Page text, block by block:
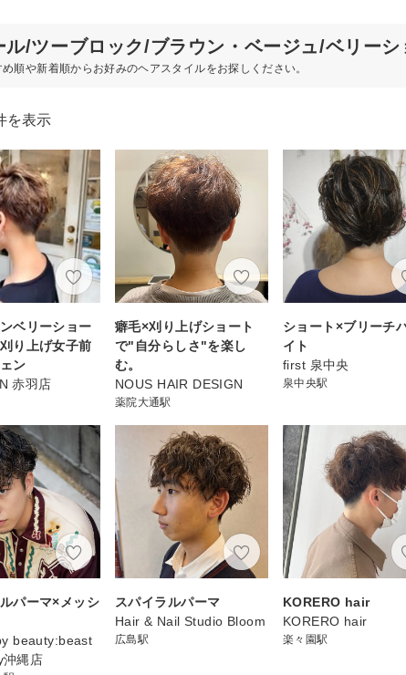
ル/ツーブロック/ブラウン・ベージュ/ベリー
め順や新着順からお好みのヘアスタイルをお探しください。
を表示
ベリーショー
り上げ女子前
ン
赤羽店
癖毛×刈り上げショート
で"自分らしさ"を楽し
む。
NOUS HAIR DESIGN
薬院大通駅
ショート×ブリーチ
イト
first 泉中央
泉中央駅
パーマ×メッシ
beauty:beast
縄店
スパイラルパーマ
Hair & Nail Studio Bloom
広島駅
KORERO hair
KORERO hair
楽々園駅